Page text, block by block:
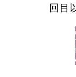
回目